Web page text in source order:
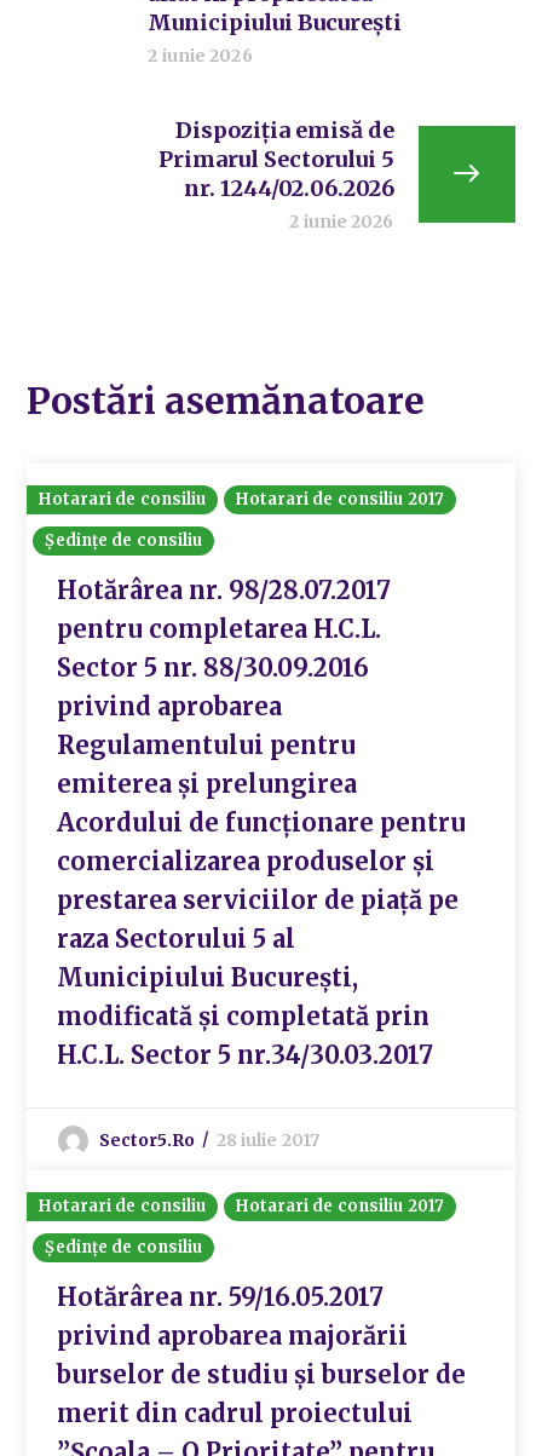
Municipiului București
2 iunie 2026
Dispoziția emisă de
Primarul Sectorului 5
nr. 1244/02.06.2026
2 iunie 2026
Postări asemănatoare
Hotarari de consiliu
Hotarari de consiliu 2017
Ședințe de consiliu
Hotărârea nr. 98/28.07.2017
pentru completarea H.C.L.
Sector 5 nr. 88/30.09.2016
privind aprobarea
Regulamentului pentru
emiterea și prelungirea
Acordului de funcționare pentru
comercializarea produselor și
prestarea serviciilor de piață pe
raza Sectorului 5 al
Municipiului București,
modificată și completată prin
H.C.L. Sector 5 nr.34/30.03.2017
Sector5.ro 28 iulie 2017
Hotarari de consiliu
Hotarari de consiliu 2017
Ședințe de consiliu
Hotărârea nr. 59/16.05.2017
privind aprobarea majorării
burselor de studiu și burselor de
merit din cadrul proiectului